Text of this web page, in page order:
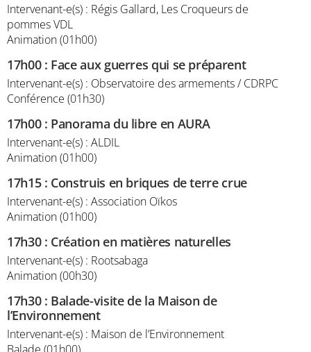
Intervenant-e(s) : Régis Gallard, Les Croqueurs de
pommes VDL
Animation (01h00)
17h00: Face aux guerres qui se préparent
Intervenant-e(s) : Observatoire des armements / CDRPC
Conférence (01h30)
17h00: Panorama du libre en AURA
Intervenant-e(s) : ALDIL
Animation (01h00)
17h15: Construis en briques de terre crue
Intervenant-e(s) : Association Oïkos
Animation (01h00)
17h30: Création en matières naturelles
Intervenant-e(s) : Rootsabaga
Animation (00h30)
17h30: Balade-visite de la Maison de
l’Environnement
Intervenant-e(s) : Maison de l’Environnement